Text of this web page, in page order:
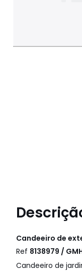
Candeeiro de
Ref 8138979 /
Candeeiro de